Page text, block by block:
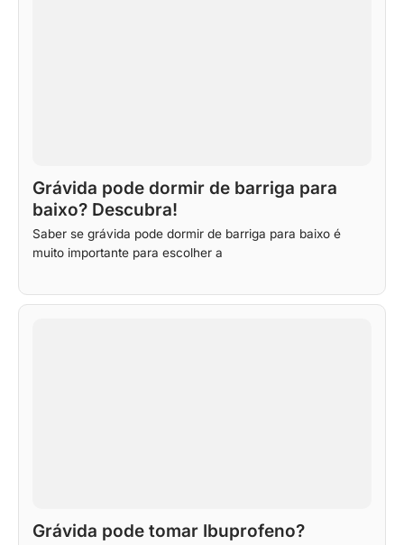
Grávida pode dormir de barriga para
baixo? Descubra!
Saber se grávida pode dormir de barriga para baixo é
muito importante para escolher a
Grávida pode tomar Ibuprofeno?